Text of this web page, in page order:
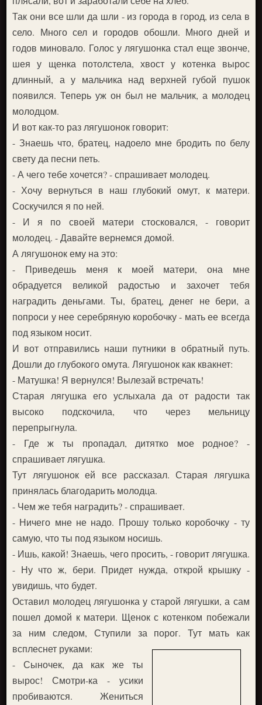
Так они все шли да шли - из города в город, из села в
село. Много сел и городов обошли. Много дней и
годов миновало. Голос у лягушонка стал еще звонче,
шея у щенка потолстела, хвост у котенка вырос
длинный, а у мальчика над верхней губой пушок
появился. Теперь уж он был не мальчик, а молодец
молодцом.
И вот как-то раз лягушонок говорит:
- Знаешь что, братец, надоело мне бродить по белу
свету да песни петь.
- А чего тебе хочется? - спрашивает молодец.
- Хочу вернуться в наш глубокий омут, к матери.
Соскучился я по ней.
- И я по своей матери стосковался, - говорит
молодец. - Давайте вернемся домой.
А лягушонок ему на это:
- Приведешь меня к моей матери, она мне
обрадуется великой радостью и захочет тебя
наградить деньгами. Ты, братец, денег не бери, а
попроси у нее серебряную коробочку - мать ее всегда
под языком носит.
И вот отправились наши путники в обратный путь.
Дошли до глубокого омута. Лягушонок как квакнет:
- Матушка! Я вернулся! Вылезай встречать!
Старая лягушка его услыхала да от радости так
высоко подскочила, что через мельницу
перепрыгнула.
- Где ж ты пропадал, дитятко мое родное? -
спрашивает лягушка.
Тут лягушонок ей все рассказал. Старая лягушка
принялась благодарить молодца.
- Чем же тебя наградить? - спрашивает.
- Ничего мне не надо. Прошу только коробочку - ту
самую, что ты под языком носишь.
- Ишь, какой! Знаешь, чего просить, - говорит лягушка.
- Ну что ж, бери. Придет нужда, открой крышку -
увидишь, что будет.
Оставил молодец лягушонка у старой лягушки, а сам
пошел домой к матери. Щенок с котенком побежали
за ним следом, Ступили за порог. Тут мать как
всплеснет руками:
- Сыночек, да как же ты
вырос! Смотри-ка - усики
пробиваются. Жениться